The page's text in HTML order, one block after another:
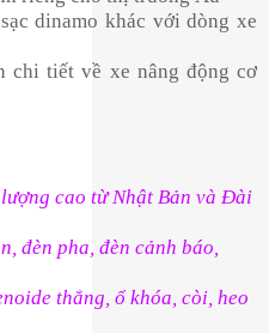
dinamo khác với dòng xe
chi tiết về xe nâng động cơ
cao từ Nhật Bản và Đài
đèn pha, đèn cảnh báo,
thắng, ổ khóa, còi, heo